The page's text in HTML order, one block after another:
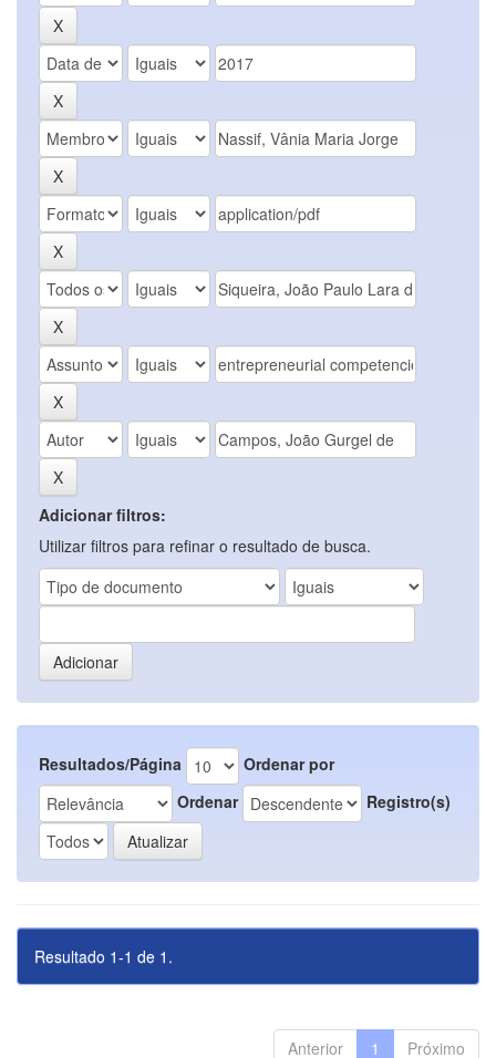
Adicionar filtros:
Utilizar filtros para refinar o resultado de busca.
Resultados/Página
Ordenar por
Ordenar
Registro(s)
Resultado 1-1 de 1.
Anterior 1 Próximo